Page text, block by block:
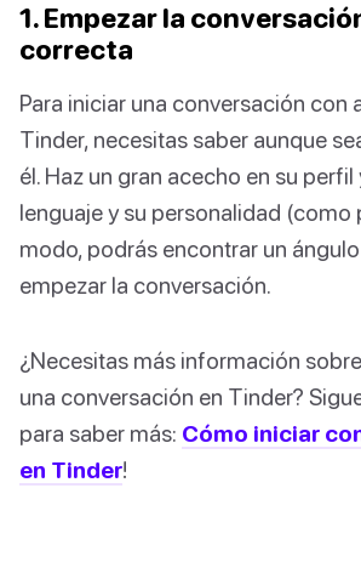
1. Empezar la
correcta
Para iniciar una conversación con
Tinder, necesitas saber aunque
él. Haz un gran acecho en su perfil
lenguaje y su personalidad (como
modo, podrás encontrar un
empezar la conversación.
¿Necesitas más información
una conversación en Tinder?
para saber más: Cómo iniciar
en Tinder!